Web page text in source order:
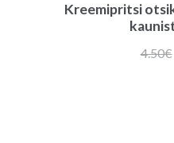
Kreemipritsi
4.50€